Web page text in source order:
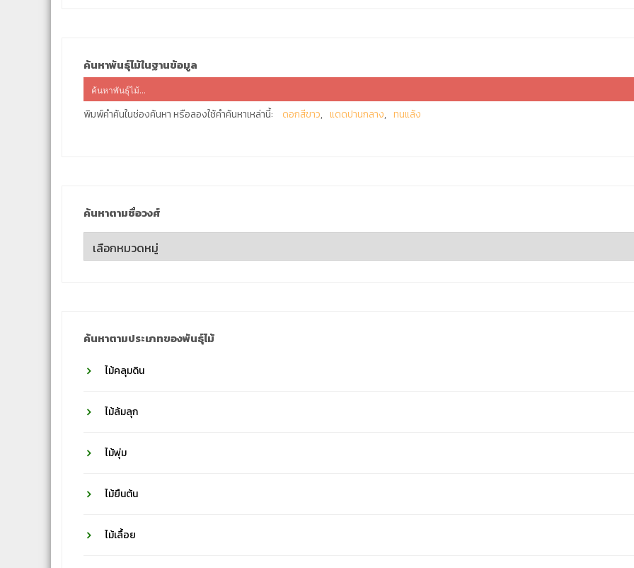
ค้นหาพันธุ์ไม้ในฐานข้อมูล
พิมพ์คำค้นในช่องค้นหา หรือลองใช้คำค้นหาเหล่านี้: ดอกสีขาว แดดปานกลาง ทนแล้ง
ค้นหาตามชื่อวงศ์
ค้นหา
ตาม
ค้นหาตามประเภทของพันธุ์ไม้
ไม้คลุมดิน
ไม้ล้มลุก
ไม้พุ่ม
ไม้ยืนต้น
ไม้เลื้อย